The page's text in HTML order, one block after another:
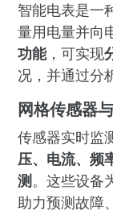
智能电表是一
量用电量并向
功能，可实现
况，并通过分
网格传感器
传感器实时监
压、电流、频
测。这些设备
助力预测故障